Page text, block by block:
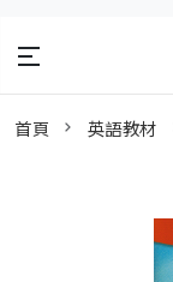
首頁 英語教材